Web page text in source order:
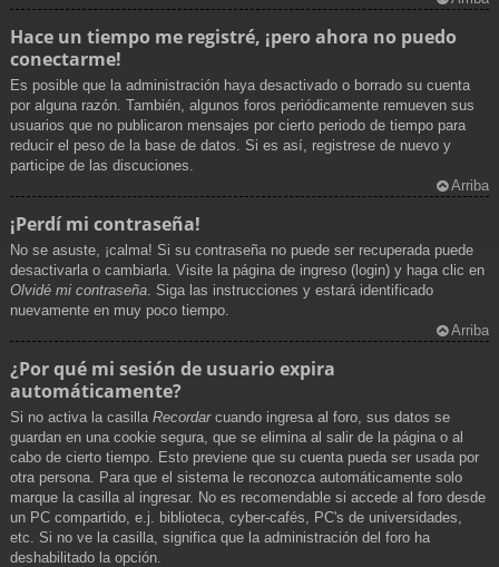
Hace un tiempo me registré, ¡pero ahora no puedo
conectarme!
Es posible que la administración haya desactivado o borrado su cuenta
por alguna razón. También, algunos foros periódicamente remueven sus
usuarios que no publicaron mensajes por cierto periodo de tiempo para
reducir el peso de la base de datos. Si es así, registrese de nuevo y
participe de las discuciones.
Arriba
¡Perdí mi contraseña!
No se asuste, ¡calma! Si su contraseña no puede ser recuperada puede
desactivarla o cambiarla. Visite la página de ingreso (login) y haga clic en
Olvidé mi contraseña . Siga las instrucciones y estará identificado
nuevamente en muy poco tiempo.
Arriba
¿Por qué mi sesión de usuario expira
automáticamente?
Si no activa la casilla Recordarcuando ingresa al foro, sus datos se
guardan en una cookie segura, que se elimina al salir de la página o al
cabo de cierto tiempo. Esto previene que su cuenta pueda ser usada por
otra persona. Para que el sistema le reconozca automáticamente solo
marque la casilla al ingresar. No es recomendable si accede al foro desde
un PC compartido, e.j. biblioteca, cyber-cafés, PC's de universidades,
etc. Si no ve la casilla, significa que la administración del foro ha
deshabilitado la opción.